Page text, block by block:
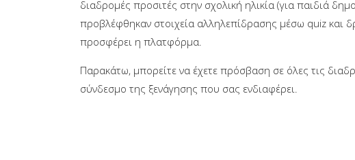
διαδρομές προσιτές στην σχολική ηλικία (για παιδιά
προβλέφθηκαν στοιχεία αλληλεπίδρασης μέσω quiz και
προσφέρει η πλατφόρμα.
Παρακάτω, μπορείτε να έχετε πρόσβαση σε όλες τις
σύνδεσμο της ξενάγησης που σας ενδιαφέρει.